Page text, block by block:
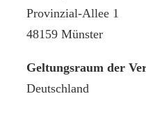
Provinzial-Allee 1
48159 Münster
Geltungsraum der
Deutschland